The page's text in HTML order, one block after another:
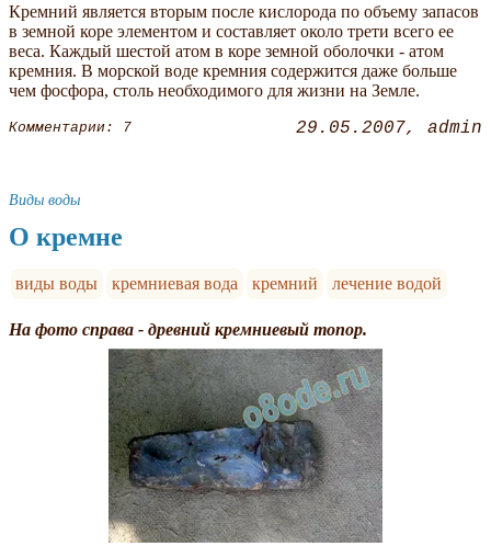
Кремний является вторым после кислорода по объему запасов
в земной коре элементом и составляет около трети всего ее
веса. Каждый шестой атом в коре земной оболочки - атом
кремния. В морской воде кремния содержится даже больше
чем фосфора, столь необходимого для жизни на Земле.
Комментарии: 7 29.05.2007 admin
Виды воды
О кремне
виды воды кремниевая вода кремний лечение водой
На фото справа - древний кремниевый топор.